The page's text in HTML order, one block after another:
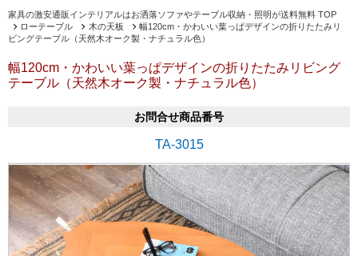
家具の激安通販インテリアルはお洒落ソファやテーブル収納・照明が送料無料 TOP
ローテーブル
木の天板
幅120cm・かわいい葉っぱデザインの折りたたみリ
ビングテーブル（天然木オーク製・ナチュラル色）
幅120cm・かわいい葉っぱデザインの折りたたみリビング
テーブル（天然木オーク製・ナチュラル色）
お問合せ商品番号
TA-3015